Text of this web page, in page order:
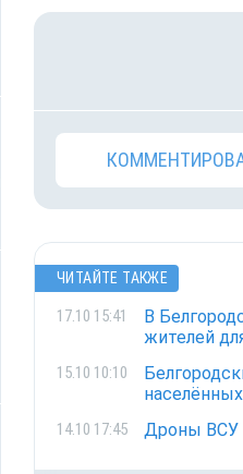
ЧИТАЙТЕ ТАКЖЕ
17.10 15:41
В
жителей
15.10 10:10
14.10 17:45 Дроны ВСУ